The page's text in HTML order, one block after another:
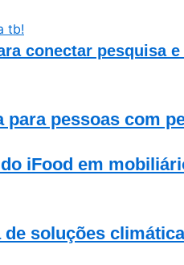
conectar
para pessoas com
iFood em
soluções